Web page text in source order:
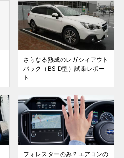
さらなる熟成のレガシィアウト
バック（BS D型）試乗レポー
ト
フォレスターのみ？エアコンの